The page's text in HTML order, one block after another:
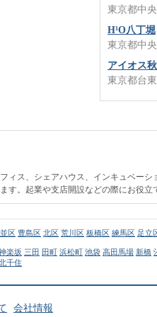
東京都中
H¹O八丁堀
東京都中
アイオス
東京都台
ィス、シェアハウス、インキュベーシ
。起業や支店開設などの際にお役立
区 豊島区 北区 荒川区 板橋区 練馬区 足立
楽坂 三田 田町 浜松町 池袋 高田馬場 新橋
千住
会社情報